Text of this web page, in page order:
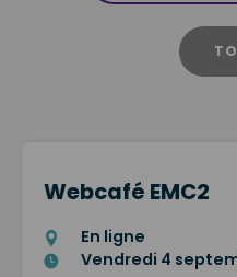
Webcafé EMC2
En ligne
Vendredi 4